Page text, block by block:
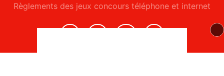
Règlements des jeux concours téléphone et internet